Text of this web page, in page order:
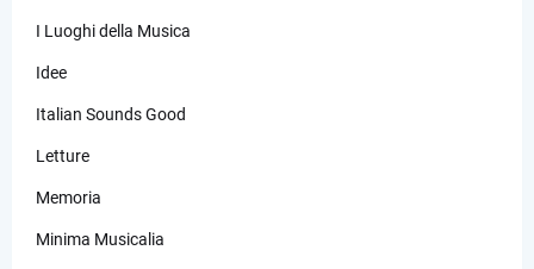
I Luoghi della Musica
Idee
Italian Sounds Good
Letture
Memoria
Minima Musicalia